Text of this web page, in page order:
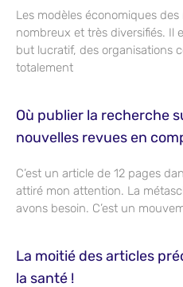
Les modèles économiques
nombreux et très diversifiés. Il
but lucratif, des organisations
totalement
Où publier la recherche
nouvelles revues en
C’est un article de 12 pages
attiré mon attention. La
avons besoin. C’est un
La moitié des articles
la santé !